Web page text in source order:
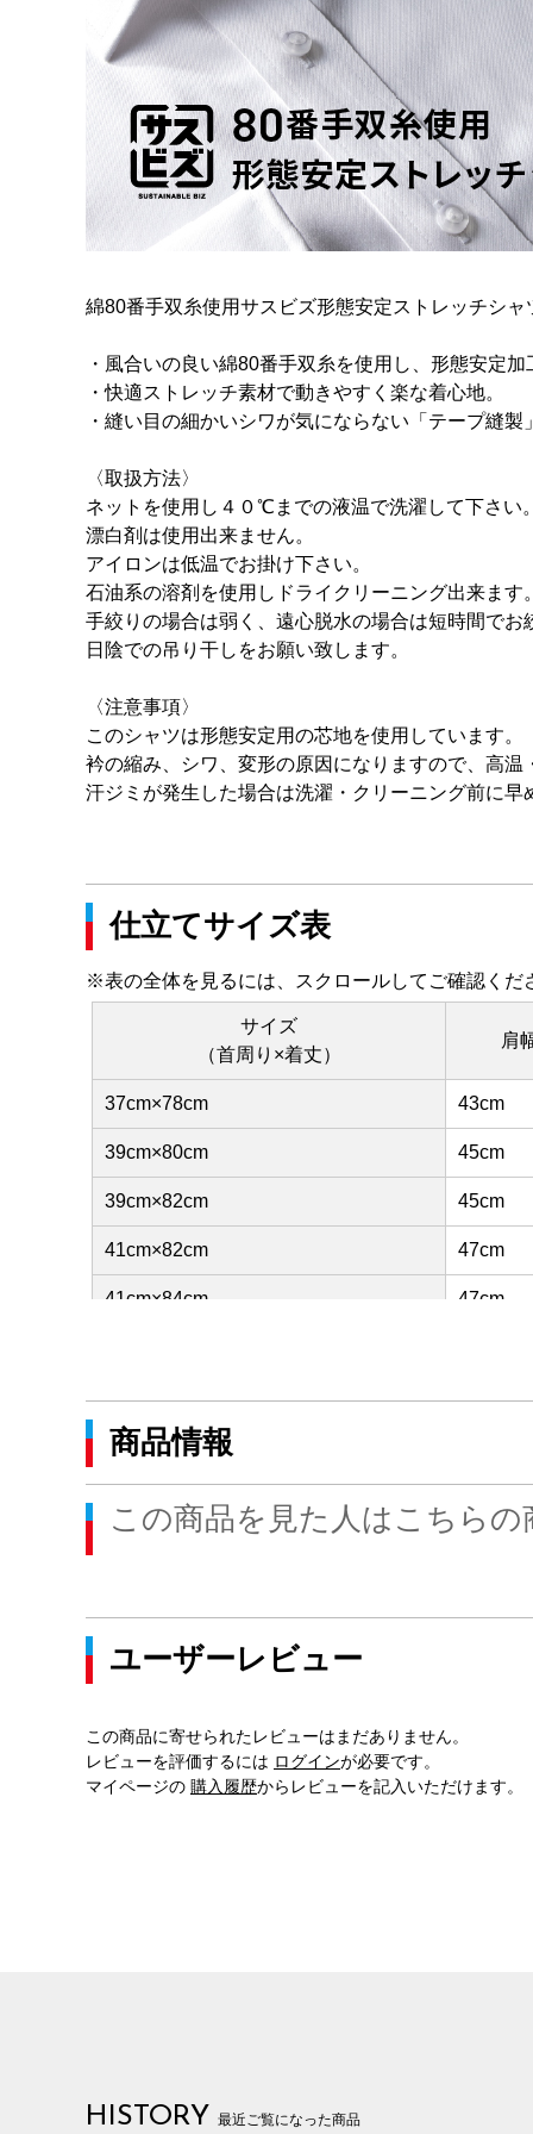
綿80番手双糸使用サスビズ形態安定ストレッチシャ
・風合いの良い綿80番手双糸を使用し、形態安定
・快適ストレッチ素材で動きやすく楽な着心地。
・縫い目の細かいシワが気にならない「テープ縫製
〈取扱方法〉
ネットを使用し４０℃までの液温で洗濯して下さい
漂白剤は使用出来ません。
アイロンは低温でお掛け下さい。
石油系の溶剤を使用しドライクリーニング出来ます
手絞りの場合は弱く、遠心脱水の場合は短時間でお
日陰での吊り干しをお願い致します。
〈注意事項〉
このシャツは形態安定用の芯地を使用しています。
衿の縮み、シワ、変形の原因になりますので、高
汗ジミが発生した場合は洗濯・クリーニング前に
仕立てサイズ表
※表の全体を見るには、スクロールしてご確認くだ
サイズ
（首周り×着丈）
肩
37cm×78cm 43cm
39cm×80cm 45cm
39cm×82cm 45cm
41cm×82cm 47cm
41cm×84cm 47cm
43cm×86cm 49cm
45cm×86cm
商品情報
この商品を見た人はこちら
ユーザーレビュー
この商品に寄せられたレビューはまだありません。
レビューを評価するには ログインが必要です。
マイページの 購入履歴からレビューを記入いただけます。
HISTORY 最近ご覧になった商品